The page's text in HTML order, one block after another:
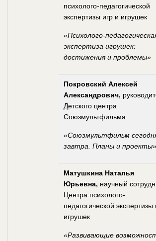
психолого-педагогической
экспертизы игр и игрушек
«Психолого-
экспертиза игрушек:
достижения и проблемы»
Покровский Алексей
Александрович,
Детского центра
Союзмультфильма
«Союзмультфильм
завтра. Планы и проекты»
Матушкина Наталья
Юрьевна, научный
Центра психолого-
педагогической экспертизы
игрушек
«Развивающие